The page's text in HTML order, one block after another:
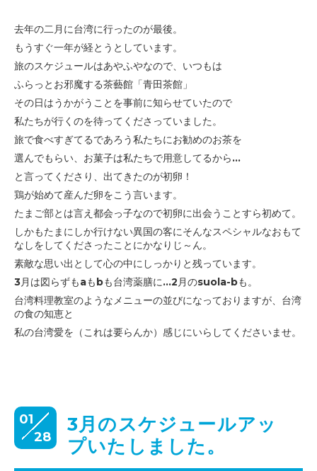
去年の二月に台湾に行ったのが最後。
もうすぐ一年が経とうとしています。
旅のスケジュールはあやふやなので、いつもは
ふらっとお邪魔する茶藝館「青田茶館」
その日はうかがうことを事前に知らせていたので
私たちが行くのを待ってくださっていました。
旅で食べすぎてるであろう私たちにお勧めのお茶を
選んでもらい、お菓子は私たちで用意してるから...
と言ってくださり、出てきたのが初卵！
鶏が始めて産んだ卵をこう言います。
たまご部とは言え都会っ子なので初卵に出会うことすら初めて。
しかもたまにしか行けない異国の客にそんなスペシャルなおもて
なしをしてくださったことにかなりじ～ん。
素敵な思い出として心の中にしっかりと残っています。
3月は図らずもaもbも台湾薬膳に...2月のsuola-bも。
台湾料理教室のようなメニューの並びになっておりますが、 台湾
の食の知恵と
私の台湾愛を（これは要らんか）感じにいらしてくださいませ。
01
28
3月のスケジュールアッ
プいたしました。